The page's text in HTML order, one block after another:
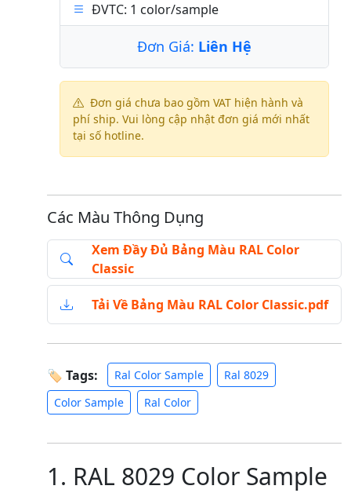
ĐVTC: 1 color/sample
Đơn Giá: Liên Hệ
Đơn giá chưa bao gồm VAT hiện hành và
phí ship. Vui lòng cập nhật đơn giá mới nhất
tại số hotline.
Các Màu Thông Dụng
Xem Đầy Đủ Bảng Màu RAL Color
Classic
Tải Về Bảng Màu RAL Color Classic.pdf
🏷 Tags: Ral Color Sample
Ral 8029
Color Sample
Ral Color
1. RAL 8029 Color Sample